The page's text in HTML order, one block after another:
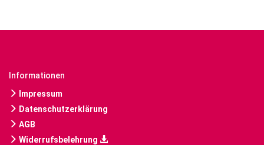
Informationen
Impressum
Datenschutzerklärung
AGB
Widerrufsbelehrung